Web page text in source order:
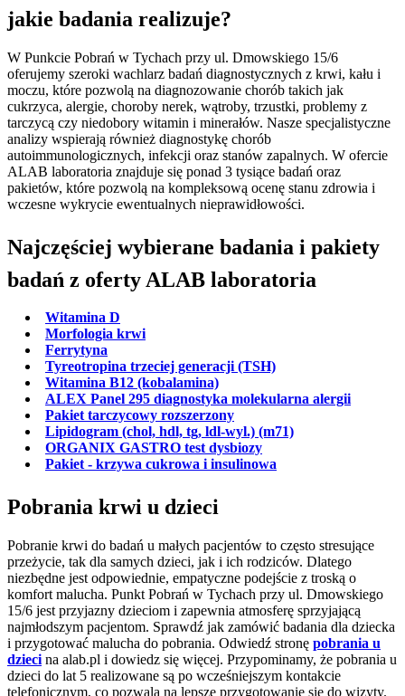
jakie badania realizuje?
W Punkcie Pobrań w Tychach przy ul. Dmowskiego 15/6
oferujemy szeroki wachlarz badań diagnostycznych z krwi, kału i
moczu, które pozwolą na diagnozowanie chorób takich jak
cukrzyca, alergie, choroby nerek, wątroby, trzustki, problemy z
tarczycą czy niedobory witamin i minerałów. Nasze specjalistyczne
analizy wspierają również diagnostykę chorób
autoimmunologicznych, infekcji oraz stanów zapalnych. W ofercie
ALAB laboratoria znajduje się ponad 3 tysiące badań oraz
pakietów, które pozwolą na kompleksową ocenę stanu zdrowia i
wczesne wykrycie ewentualnych nieprawidłowości.
Najczęściej wybierane badania i pakiety
badań z oferty ALAB laboratoria
Witamina D
Morfologia krwi
Ferrytyna
Tyreotropina trzeciej generacji (TSH)
Witamina B12 (kobalamina)
ALEX Panel 295 diagnostyka molekularna alergii
Pakiet tarczycowy rozszerzony
Lipidogram (chol, hdl, tg, ldl-wyl.) (m71)
ORGANIX GASTRO test dysbiozy
Pakiet - krzywa cukrowa i insulinowa
Pobrania krwi u dzieci
Pobranie krwi do badań u małych pacjentów to często stresujące
przeżycie, tak dla samych dzieci, jak i ich rodziców. Dlatego
niezbędne jest odpowiednie, empatyczne podejście z troską o
komfort malucha. Punkt Pobrań w Tychach przy ul. Dmowskiego
15/6 jest przyjazny dzieciom i zapewnia atmosferę sprzyjającą
najmłodszym pacjentom. Sprawdź jak zamówić badania dla dziecka
i przygotować malucha do pobrania. Odwiedź stronę pobrania u
dzieci na alab.pl i dowiedz się więcej. Przypominamy, że pobrania u
dzieci do lat 5 realizowane są po wcześniejszym kontakcie
telefonicznym, co pozwala na lepsze przygotowanie się do wizyty.